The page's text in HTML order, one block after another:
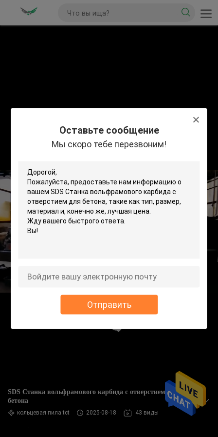
Оставьте сообщение
Мы скоро тебе перезвоним!
Отправить
SDS Станка вольфрамового карбида с отверстием для
бетона
кольцевая пила tct 2025-08-18 43 виды